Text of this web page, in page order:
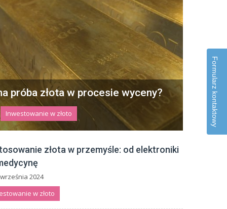
próba złota w procesie wyceny?
Inwestowanie w złoto
ludzi swoim pięknem, trwałością i wartością.
jest jednym z najważniejszych metalów
używanych zarówno w...
złota w przemyśle: od elektroniki
2024
w złoto
Formularz kontaktowy